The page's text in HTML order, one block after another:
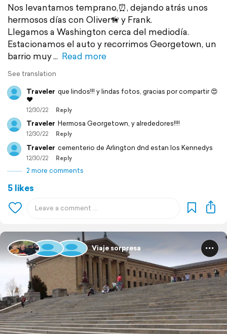
Nos levantamos temprano,⏰, dejando atrás unos
hermosos días con Oliver🦮 y Frank.
Llegamos a Washington cerca del mediodía.
Estacionamos el auto y recorrimos Georgetown, un
barrio muy
Read more
See translation
Traveler que lindos!!! y lindas fotos, gracias por compartir 😍
♥️
12/30/22 Reply
Traveler Hermosa Georgetown, y alrededores!!!!
12/30/22 Reply
Traveler cementerio de Arlington dnd estan los Kennedys
12/30/22 Reply
2 more comments
5 likes
Viaje sorpresa